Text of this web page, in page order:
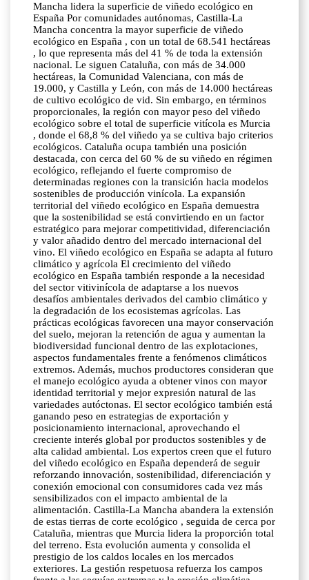
Mancha lidera la superficie de viñedo ecológico en
España Por comunidades autónomas, Castilla-La
Mancha concentra la mayor superficie de viñedo
ecológico en España , con un total de 68.541 hectáreas
, lo que representa más del 41 % de toda la extensión
nacional. Le siguen Cataluña, con más de 34.000
hectáreas, la Comunidad Valenciana, con más de
19.000, y Castilla y León, con más de 14.000 hectáreas
de cultivo ecológico de vid. Sin embargo, en términos
proporcionales, la región con mayor peso del viñedo
ecológico sobre el total de superficie vitícola es Murcia
, donde el 68,8 % del viñedo ya se cultiva bajo criterios
ecológicos. Cataluña ocupa también una posición
destacada, con cerca del 60 % de su viñedo en régimen
ecológico, reflejando el fuerte compromiso de
determinadas regiones con la transición hacia modelos
sostenibles de producción vinícola. La expansión
territorial del viñedo ecológico en España demuestra
que la sostenibilidad se está convirtiendo en un factor
estratégico para mejorar competitividad, diferenciación
y valor añadido dentro del mercado internacional del
vino. El viñedo ecológico en España se adapta al futuro
climático y agrícola El crecimiento del viñedo
ecológico en España también responde a la necesidad
del sector vitivinícola de adaptarse a los nuevos
desafíos ambientales derivados del cambio climático y
la degradación de los ecosistemas agrícolas. Las
prácticas ecológicas favorecen una mayor conservación
del suelo, mejoran la retención de agua y aumentan la
biodiversidad funcional dentro de las explotaciones,
aspectos fundamentales frente a fenómenos climáticos
extremos. Además, muchos productores consideran que
el manejo ecológico ayuda a obtener vinos con mayor
identidad territorial y mejor expresión natural de las
variedades autóctonas. El sector ecológico también está
ganando peso en estrategias de exportación y
posicionamiento internacional, aprovechando el
creciente interés global por productos sostenibles y de
alta calidad ambiental. Los expertos creen que el futuro
del viñedo ecológico en España dependerá de seguir
reforzando innovación, sostenibilidad, diferenciación y
conexión emocional con consumidores cada vez más
sensibilizados con el impacto ambiental de la
alimentación. Castilla-La Mancha abandera la extensión
de estas tierras de corte ecológico , seguida de cerca por
Cataluña, mientras que Murcia lidera la proporción total
del terreno. Esta evolución aumenta y consolida el
prestigio de los caldos locales en los mercados
exteriores. La gestión respetuosa refuerza los campos